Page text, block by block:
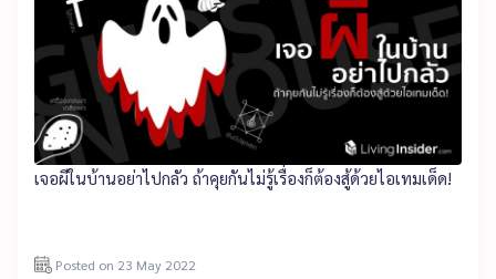
เจอผีในบ้านอย่าไปกลัว ถ้าคุยกันไม่รู้เรื่องก็ต้องสู้ด้วยไอเทมเด็ด!
Posted on 23 May 2022